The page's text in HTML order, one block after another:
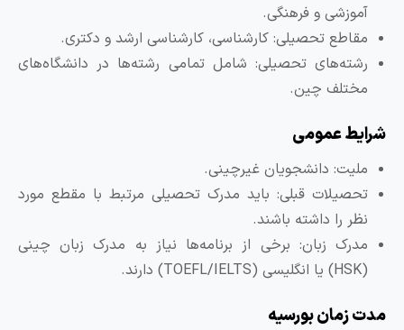
آموزشی و فرهنگی.
مقاطع تحصیلی: کارشناسی، کارشناسی ارشد و دکتری.
رشته‌های تحصیلی: شامل تمامی رشته‌ها در دانشگاه‌های
مختلف چین.
عمومی
ملیت: دانشجویان غیرچینی.
تحصیلات قبلی: باید مدرک تحصیلی مرتبط با مقطع مورد
نظر را داشته باشند.
مدرک زبان: برخی از برنامه‌ها نیاز به مدرک زبان چینی
زمان بورسیه